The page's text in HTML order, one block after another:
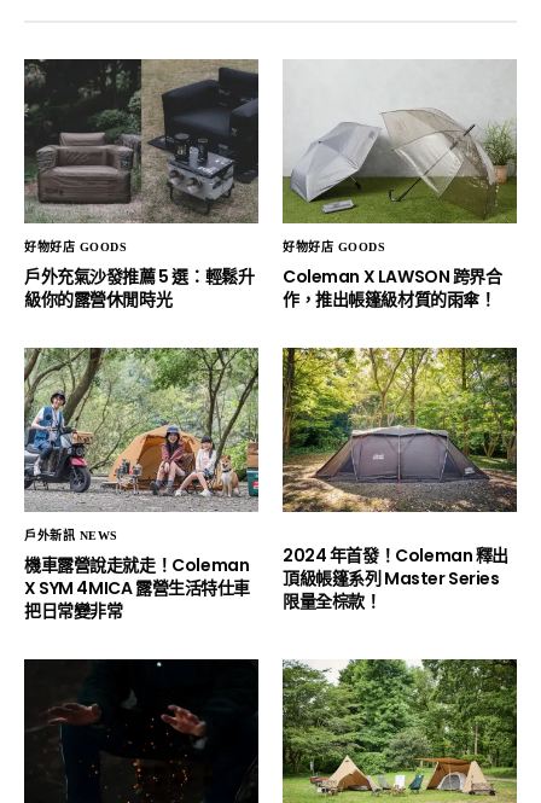
好物好店 GOODS
戶外充氣沙發推薦 5 選：輕鬆升
級你的露營休閒時光
好物好店 GOODS
Coleman X LAWSON 跨界合
作，推出帳篷級材質的雨傘！
戶外新訊 NEWS
機車露營說走就走！Coleman
X SYM 4MICA 露營生活特仕車
把日常變非常
2024 年首發！Coleman 釋出
頂級帳篷系列 Master Series
限量全棕款！